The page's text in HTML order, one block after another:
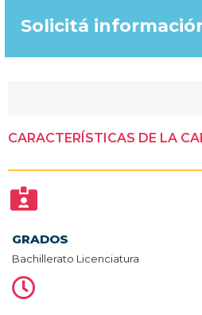
Solicitá
CARACTERÍSTICAS DE LA
GRADOS
Bachillerato Licenciatura